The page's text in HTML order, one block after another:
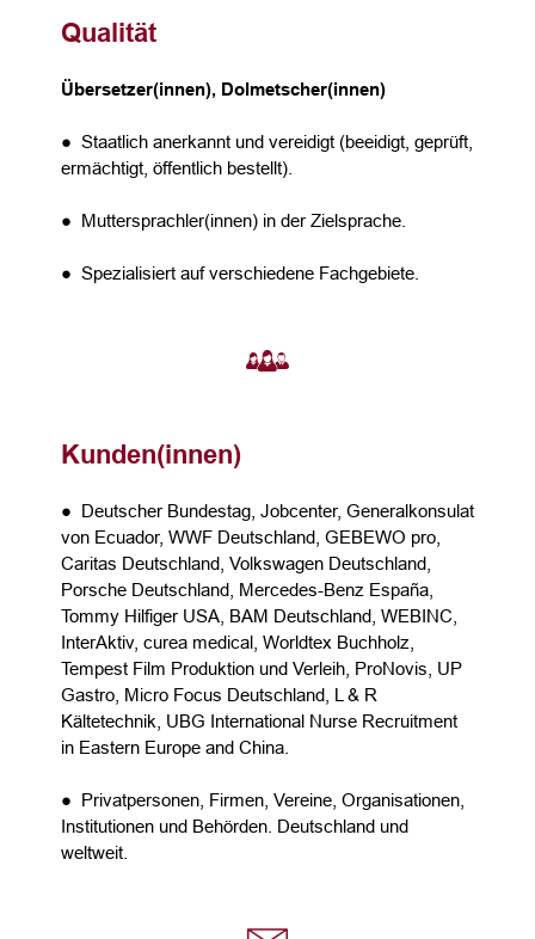
Qualität
Übersetzer(innen), Dolmetscher(innen)
● Staatlich anerkannt und vereidigt (beeidigt, geprüft,
ermächtigt, öffentlich bestellt).
● Muttersprachler(innen) in der Zielsprache.
● Spezialisiert auf verschiedene Fachgebiete.
Kunden(innen)
● Deutscher Bundestag, Jobcenter, Generalkonsulat
von Ecuador, WWF Deutschland, GEBEWO pro,
Caritas Deutschland, Volkswagen Deutschland,
Porsche Deutschland, Mercedes-Benz España,
Tommy Hilfiger USA, BAM Deutschland, WEBINC,
InterAktiv, curea medical, Worldtex Buchholz,
Tempest Film Produktion und Verleih, ProNovis, UP
Gastro, Micro Focus Deutschland, L & R
Kältetechnik, UBG International Nurse Recruitment
in Eastern Europe and China.
● Privatpersonen, Firmen, Vereine, Organisationen,
Institutionen und Behörden. Deutschland und
weltweit.